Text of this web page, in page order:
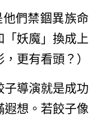
們禁錮異族命
妖魔」換成上
更有看頭？）
導演就是成功
想。若餃子像